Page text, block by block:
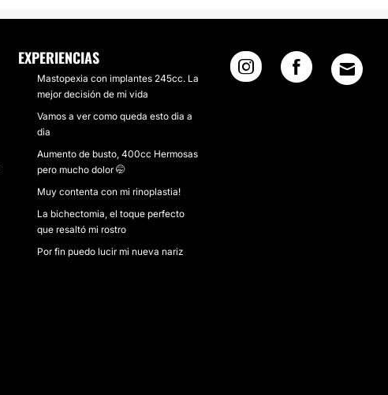
EXPERIENCIAS
Mastopexia con implantes 245cc. La
mejor decisión de mi vida
Vamos a ver como queda esto dia a
dia
Aumento de busto, 400cc Hermosas
pero mucho dolor 🤭
Muy contenta con mi rinoplastia!
La bichectomia, el toque perfecto
que resaltó mi rostro
Por fin puedo lucir mi nueva nariz